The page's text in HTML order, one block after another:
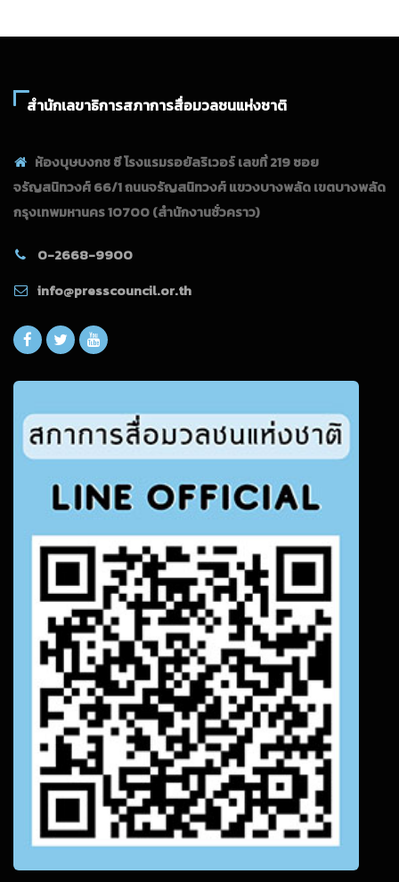
สำนักเลขาธิการสภาการสื่อมวลชนแห่งชาติ
ห้องบุษบงกช ซี โรงแรมรอยัลริเวอร์ เลขที่ 219 ซอย
จรัญสนิทวงศ์ 66/1 ถนนจรัญสนิทวงศ์ แขวงบางพลัด เขตบางพลัด
กรุงเทพมหานคร 10700(สำนักงานชั่วคราว)
0-2668-9900
info@presscouncil.or.th